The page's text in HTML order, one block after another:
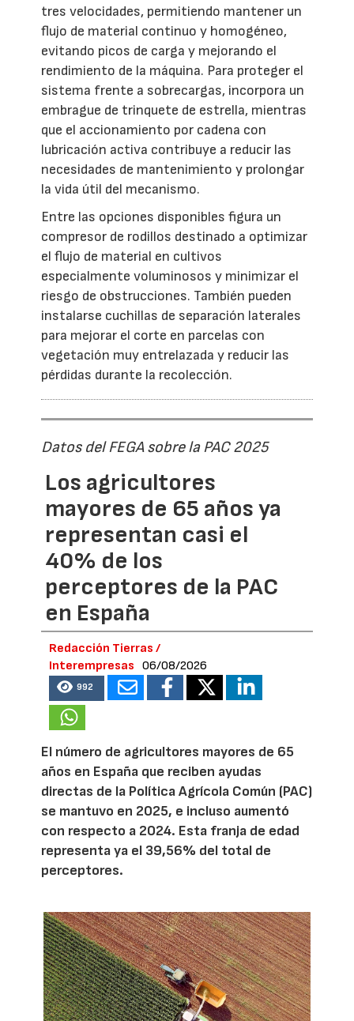
tres velocidades, permitiendo mantener un
flujo de material continuo y homogéneo,
evitando picos de carga y mejorando el
rendimiento de la máquina. Para proteger el
sistema frente a sobrecargas, incorpora un
embrague de trinquete de estrella, mientras
que el accionamiento por cadena con
lubricación activa contribuye a reducir las
necesidades de mantenimiento y prolongar
la vida útil del mecanismo.
Entre las opciones disponibles figura un
compresor de rodillos destinado a optimizar
el flujo de material en cultivos
especialmente voluminosos y minimizar el
riesgo de obstrucciones. También pueden
instalarse cuchillas de separación laterales
para mejorar el corte en parcelas con
vegetación muy entrelazada y reducir las
pérdidas durante la recolección.
Datos del FEGA sobre la PAC 2025
Los agricultores
mayores de 65 años ya
representan casi el
40% de los
perceptores de la PAC
en España
Redacción Tierras /
Interempresas
06/08/2026
992
El número de agricultores mayores de 65
años en España que reciben ayudas
directas de la Política Agrícola Común (PAC)
se mantuvo en 2025, e incluso aumentó
con respecto a 2024. Esta franja de edad
representa ya el 39,56% del total de
perceptores.